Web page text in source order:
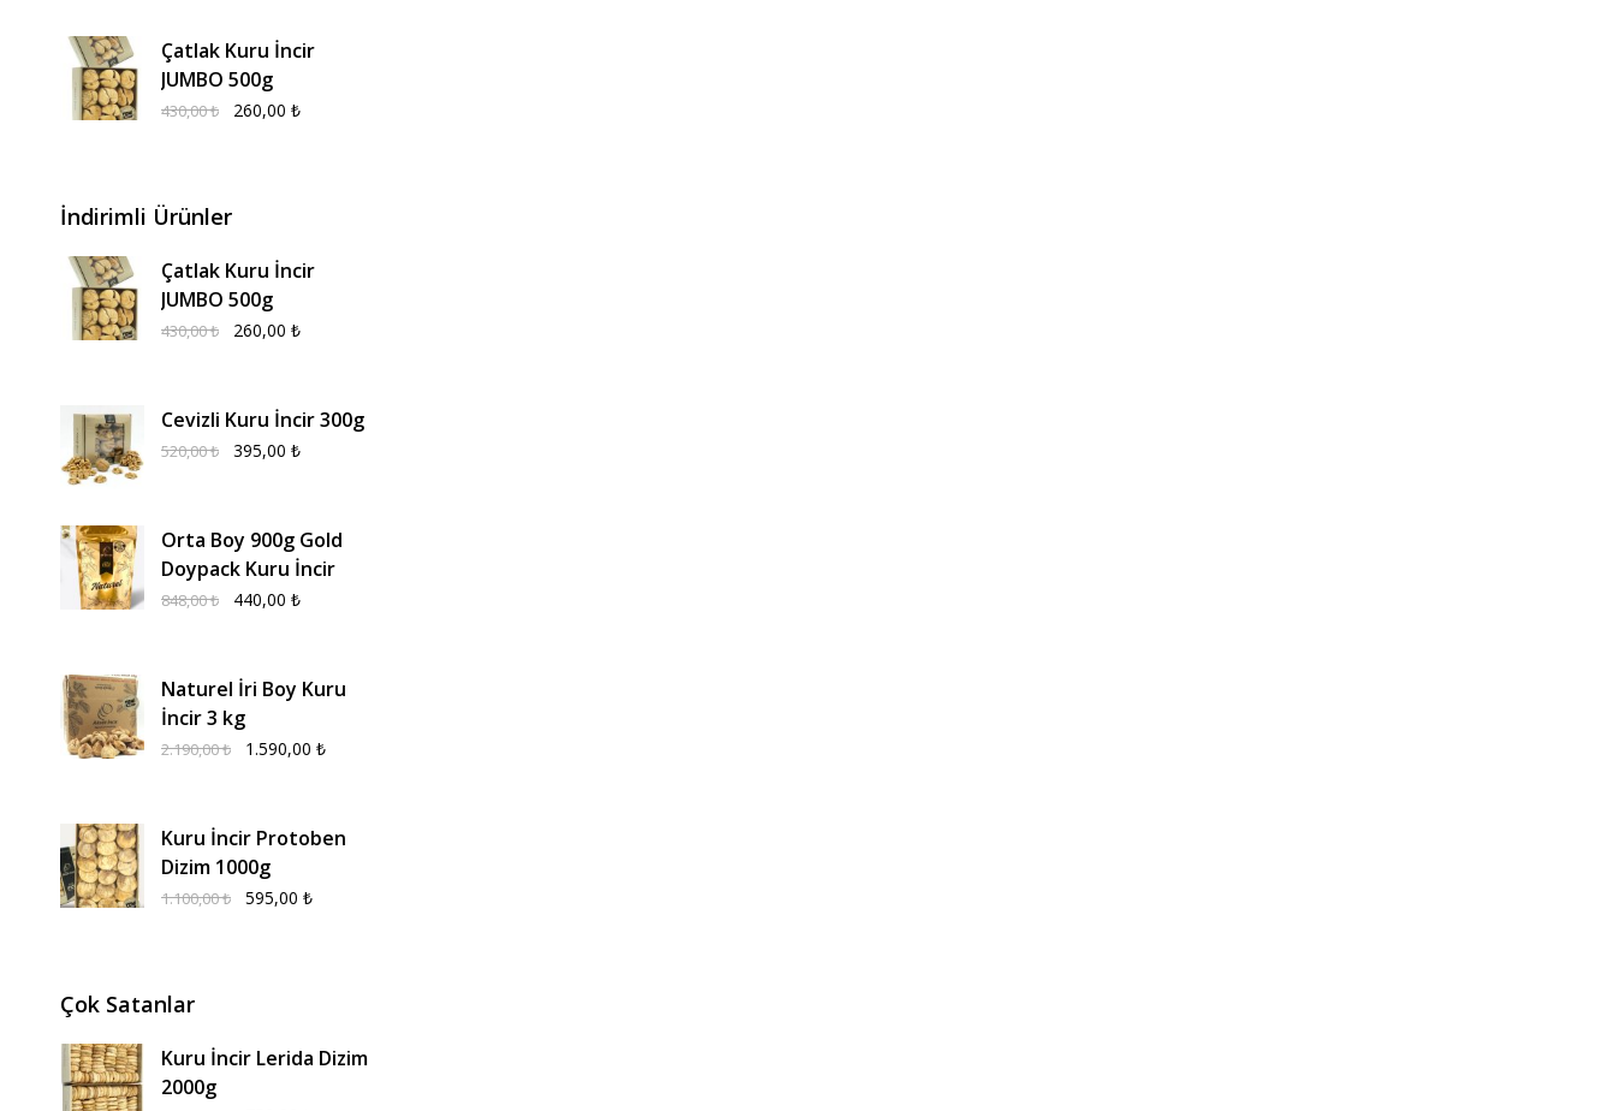
Çatlak Kuru İncir
JUMBO 500g
430,00₺ 260,00 ₺
İndirimli Ürünler
Çatlak Kuru İncir
JUMBO 500g
430,00₺ 260,00 ₺
Cevizli Kuru İncir 300g
520,00₺ 395,00 ₺
Orta Boy 900g Gold
Doypack Kuru İncir
848,00₺ 440,00 ₺
Naturel İri Boy Kuru
İncir 3 kg
2.190,00₺ 1.590,00 ₺
Kuru İncir Protoben
Dizim 1000g
1.100,00₺ 595,00 ₺
Çok Satanlar
Kuru İncir Lerida Dizim
2000g